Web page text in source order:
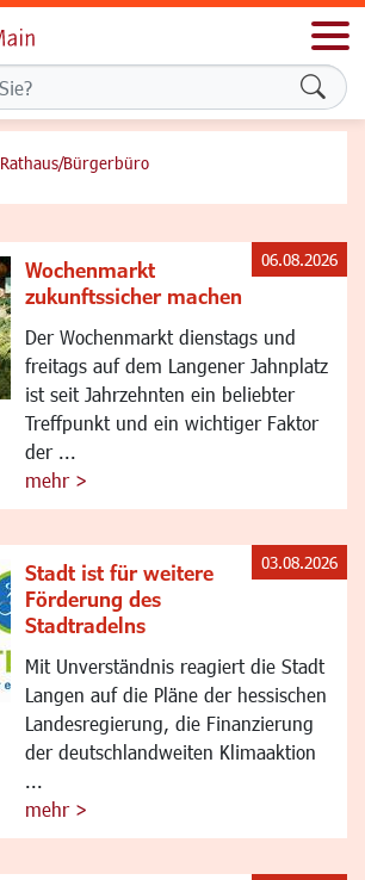
Rathaus/Bürgerbüro
Wochenmarkt
zukunftssicher machen
Der Wochenmarkt dienstags und
freitags auf dem Langener Jahnplatz
ist seit Jahrzehnten ein beliebter
Treffpunkt und ein wichtiger Faktor
der ...
mehr >
06.08.2026
Stadt ist für weitere
Förderung des
Stadtradelns
Mit Unverständnis reagiert die Stadt
Langen auf die Pläne der hessischen
Landesregierung, die Finanzierung
der deutschlandweiten Klimaaktion
...
mehr >
03.08.2026